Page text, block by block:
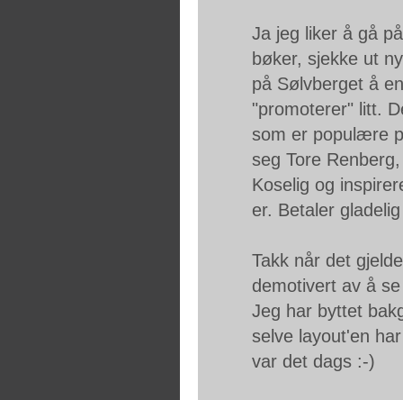
Ja jeg liker å gå
bøker, sjekke ut
på Sølvberget å
"promoterer" litt.
som er populære
seg Tore
Koselig og
er. Betaler
Takk når det
demotivert av å
Jeg har byttet
selve layout'en
var det dags :-)